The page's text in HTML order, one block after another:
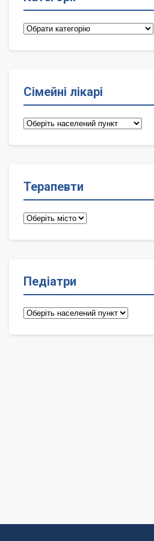
Категорії
Сімейні лікарі
Сімейні
Терапевти
Терапевти
Педіатри
Педіатри